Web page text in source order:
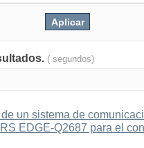
( segundos)
de un sistema de
EDGE-Q2687 para el